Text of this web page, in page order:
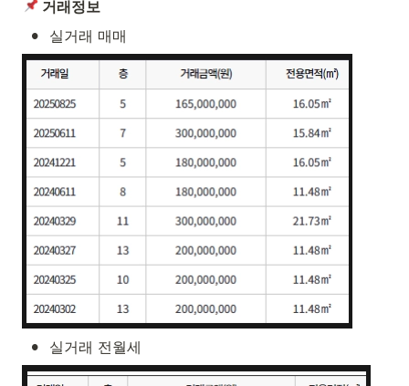
거래정보
• 실거래 매매
• 실거래 전월세